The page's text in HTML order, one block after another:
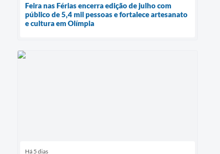
Feira nas Férias encerra edição de julho com
público de 5,4 mil pessoas e fortalece artesanato
e cultura em Olímpia
Há 5 dias